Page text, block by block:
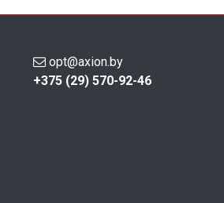
opt@axion.by
+375 (29) 570-92-46